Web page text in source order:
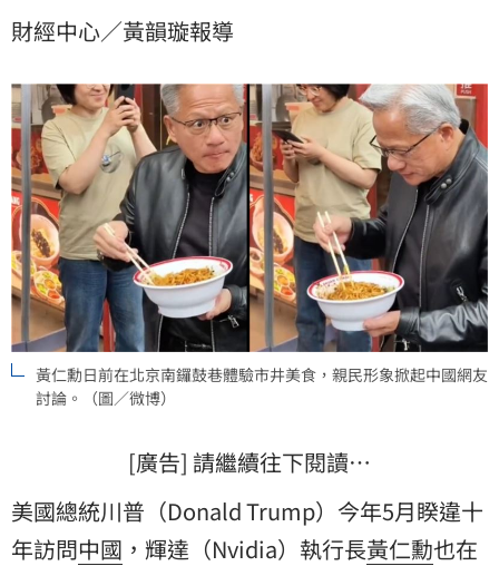
董事長雷軍似乎想刻意模仿黃仁勳，到武漢出席活動時
槽，讓中國網友也笑翻。
財經中心／黃韻璇報導
黃仁勳日前在北京南鑼鼓巷體驗市井美食，親民形象掀起中國網友
討論。（圖／微博）
[廣告] 請繼續往下閱讀…
美國總統川普（Donald Trump）今年5月睽違十
年訪問中國 ，輝達（Nvidia）執行長黃仁勳也在